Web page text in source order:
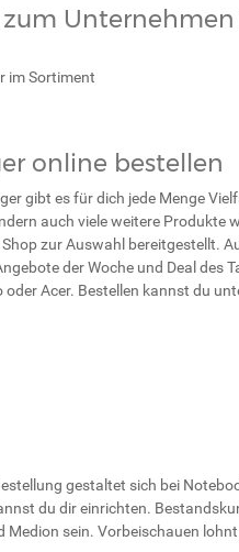
im Sortiment
online bestellen
gibt es für dich jede Menge
auch viele weitere Produkte
zur Auswahl bereitgestellt.
der Woche und Deal des
Acer. Bestellen kannst du
gestaltet sich bei
du dir einrichten.
sein. Vorbeischauen